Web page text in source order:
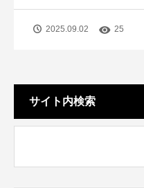
2025.09.02 25
サイト内検索